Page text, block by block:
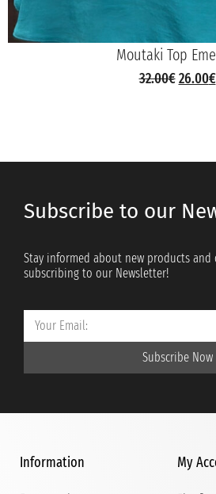
Moutaki Top
32.00€ 26.00€
Subscribe to our
Stay informed about new products and
subscribing to our Newsletter!
Subscribe Now
Information My